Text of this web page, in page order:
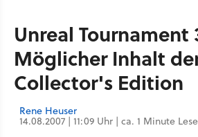
Unreal Tournament
Möglicher Inhalt
Collector's Edition
Rene Heuser
14.08.2007 | 11:09 Uhr | ca. 1 Minute